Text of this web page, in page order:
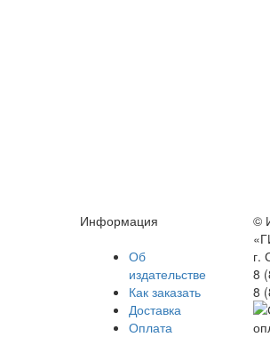
Информация
©
Об
издательстве
Как заказать
Доставка
Оплата
г.
8
8